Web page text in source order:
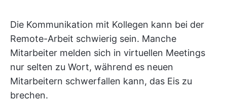
Die Kommunikation mit Kollegen kann bei der
Remote-Arbeit schwierig sein. Manche
Mitarbeiter melden sich in virtuellen Meetings
nur selten zu Wort, während es neuen
Mitarbeitern schwerfallen kann, das Eis zu
brechen.